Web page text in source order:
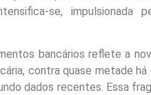
se, impulsionada
bancários reflete a
contra quase metade
dados recentes. Essa